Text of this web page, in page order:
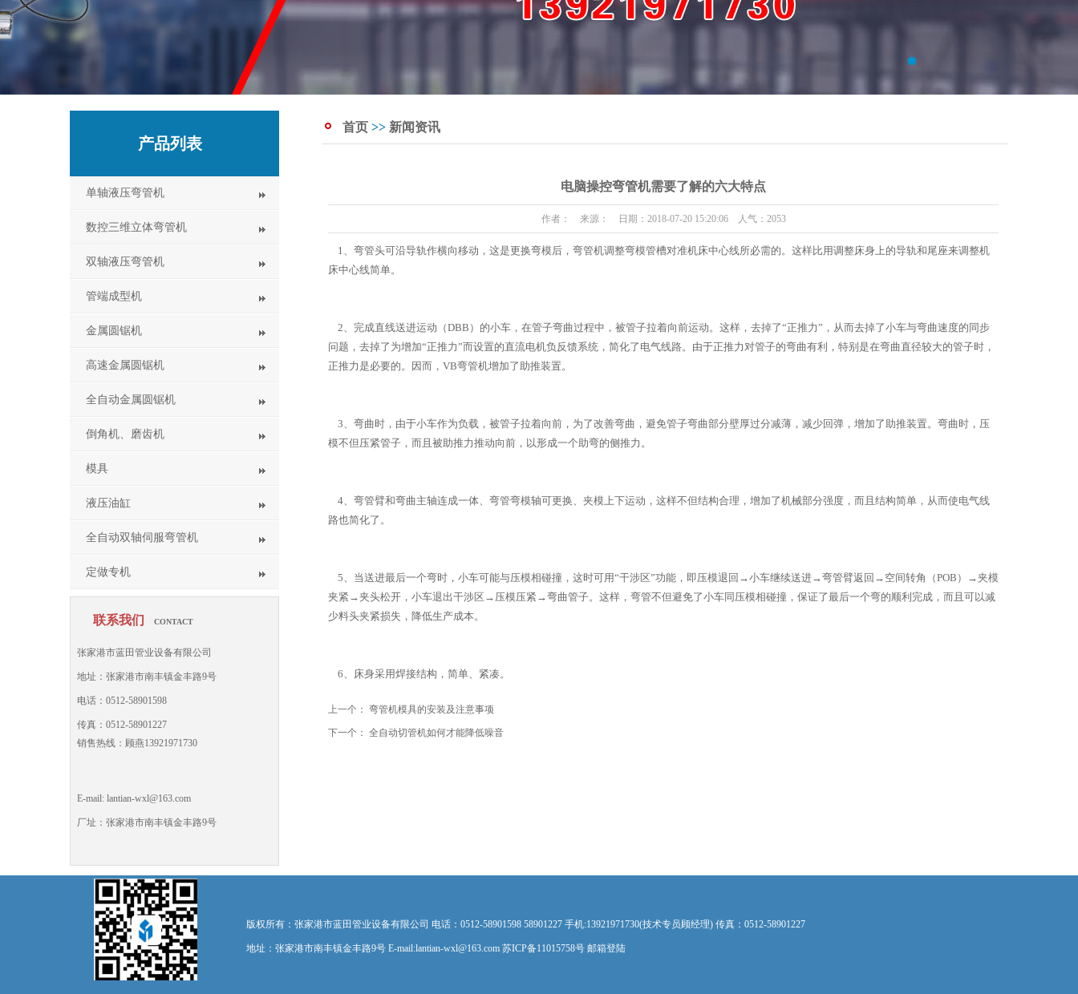
产品列表
单轴液压弯管机
数控三维立体弯管机
双轴液压弯管机
管端成型机
金属圆锯机
高速金属圆锯机
全自动金属圆锯机
倒角机、磨齿机
模具
液压油缸
全自动双轴伺服弯管机
定做专机
联系我们 CONTACT
张家港市蓝田管业设备有限公司
地址：张家港市南丰镇金丰路9号
电话：0512-58901598
传真：0512-58901227
销售热线：顾燕13921971730
E-mail: lantian-wxl@163.com
厂址：张家港市南丰镇金丰路9号
首页 >> 新闻资讯
电脑操控弯管机需要了解的六大特点
作者： 来源： 日期：2018-07-20 15:20:06 人气：2053
1、弯管头可沿导轨作横向移动，这是更换弯模后，弯管机调整弯模管槽对准机床中心线所必需的。这样比用调整床身上的导轨和尾座来调整机
床中心线简单。
2、完成直线送进运动（DBB）的小车，在管子弯曲过程中，被管子拉着向前运动。这样，去掉了“正推力”，从而去掉了小车与弯曲速度的同步
问题，去掉了为增加“正推力”而设置的直流电机负反馈系统，简化了电气线路。由于正推力对管子的弯曲有利，特别是在弯曲直径较大的管子时，
正推力是必要的。因而，VB弯管机增加了助推装置。
3、弯曲时，由于小车作为负载，被管子拉着向前，为了改善弯曲，避免管子弯曲部分壁厚过分减薄，减少回弹，增加了助推装置。弯曲时，压
模不但压紧管子，而且被助推力推动向前，以形成一个助弯的侧推力。
4、弯管臂和弯曲主轴连成一体、弯管弯模轴可更换、夹模上下运动，这样不但结构合理，增加了机械部分强度，而且结构简单，从而使电气线
路也简化了。
5、当送进最后一个弯时，小车可能与压模相碰撞，这时可用“干涉区”功能，即压模退回→小车继续送进→弯管臂返回→空间转角（POB）→夹模
夹紧→夹头松开，小车退出干涉区→压模压紧→弯曲管子。这样，弯管不但避免了小车同压模相碰撞，保证了最后一个弯的顺利完成，而且可以减
少料头夹紧损失，降低生产成本。
6、床身采用焊接结构，简单、紧凑。
上一个： 弯管机模具的安装及注意事项
下一个： 全自动切管机如何才能降低噪音
版权所有：张家港市蓝田管业设备有限公司 电话：0512-58901598 58901227 手机:13921971730(技术专员顾经理) 传真：0512-58901227
地址：张家港市南丰镇金丰路9号 E-mail:lantian-wxl@163.com 苏ICP备11015758号 邮箱登陆